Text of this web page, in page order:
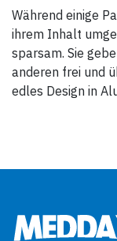
- Edles Aluminium
- Perfekte
Einzelentnahme
-
Servietten bei
Verwendung der 2-
1/4 Falz Qualität
- Gewinner des Red
- N4 System
Tiefe: 150 mm
Farbe: Aluminium
Während einige
ihrem Inhalt
sparsam. Sie
anderen frei und
edles Design in